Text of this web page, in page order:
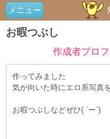
メニュー
お暇つぶし
作成者プロ
作ってみました
気が向いた時にエロ系写真
お暇つぶしなどぜひ( ´ー`)